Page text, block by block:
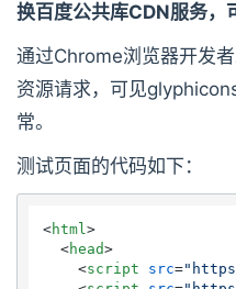
换百度公共库CDN服务，
通过Chrome浏览器开发
资源请求，可见
常。
测试页面的代码如下：
<html >
<head>
<script src=